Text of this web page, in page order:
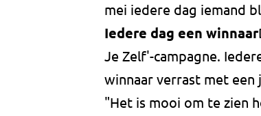
mei iedere dag iemand
Iedere dag een winnaar
Je Zelf'-campagne.
winnaar verrast met een
"Het is mooi om te zien